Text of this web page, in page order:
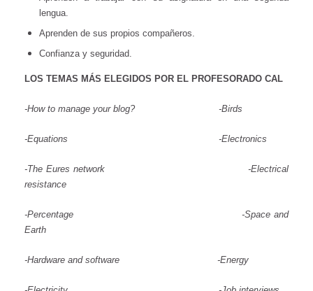
lengua.
Aprenden de sus propios compañeros.
Confianza y seguridad.
LOS TEMAS MÁS ELEGIDOS POR EL PROFESORADO CAL
-How to manage your blog? -Birds
-Equations -Electronics
-The Eures network -Electrical
resistance
-Percentage -Space and
Earth
-Hardware and software -Energy